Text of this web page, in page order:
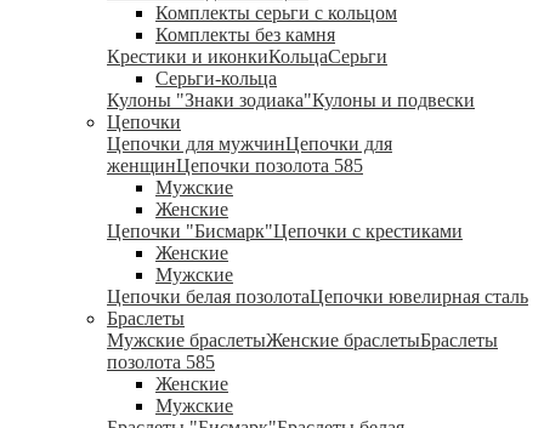
Комплекты серьги с кольцом
Комплекты без камня
Крестики и иконкиКольцаСерьги
Серьги-кольца
Кулоны "Знаки зодиака"Кулоны и подвески
Цепочки
Цепочки для мужчинЦепочки для
женщинЦепочки позолота 585
Мужские
Женские
Цепочки "Бисмарк"Цепочки с крестиками
Женские
Мужские
Цепочки белая позолотаЦепочки ювелирная сталь
Браслеты
Мужские браслетыЖенские браслетыБраслеты
позолота 585
Женские
Мужские